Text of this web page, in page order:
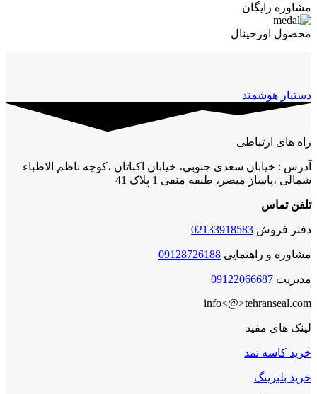
مشاوره رایگان
محصول اورجینال
دستیار هوشمند
راه های ارتباطی
آدرس : خیابان سعدی جنوبی، خیابان اکباتان ،کوچه ناظم الاطباء
شمالی ،پاساژ مبصر، طبقه منفی 1 پلاک 41
تلفن تماس
دفتر فروش 02133918583
مشاوره و راهنمایی 09128726188
مدیریت 09122066687
info<@>tehranseal.com
لینک های مفید
خرید کاسه نمد
خرید بلبرینگ